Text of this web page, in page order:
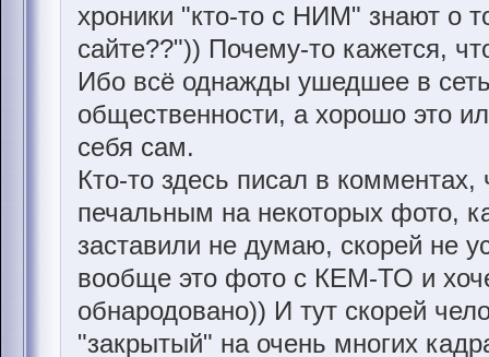
хроники "кто-то с НИМ" знают о
сайте??")) Почему-то кажется,
Ибо всё однажды ушедшее в
общественности, а хорошо это
себя сам.
Кто-то здесь писал в
печальным на некоторых фото,
заставили не думаю, скорей не
вообще это фото с КЕМ-ТО и
обнародовано)) И тут скорей
"закрытый" на очень многих